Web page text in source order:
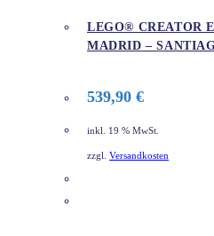
LEGO® CREATOR
MADRID –
539,90 €
inkl. 19 % MwSt.
zzgl. Versandkosten